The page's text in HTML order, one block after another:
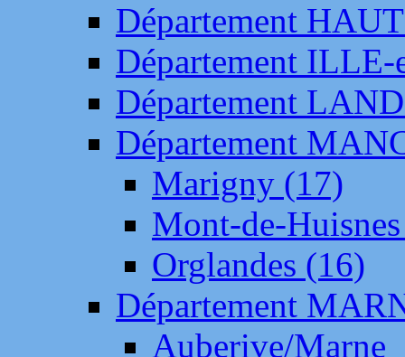
Département
Département
Département
Département
Marigny (17)
Mont-de-
Orglandes (16)
Département
Auberive/Marne